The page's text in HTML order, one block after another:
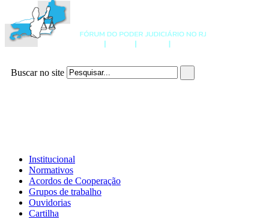
Buscar no site
Institucional
Normativos
Acordos de Cooperação
Grupos de trabalho
Ouvidorias
Cartilha